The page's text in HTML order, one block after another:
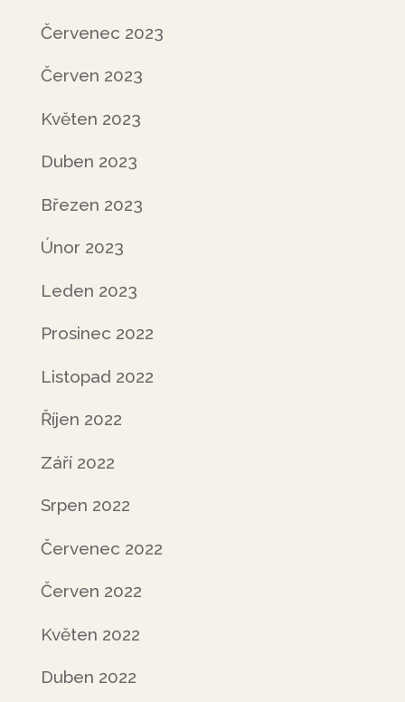
Červenec 2023
Červen 2023
Květen 2023
Duben 2023
Březen 2023
Únor 2023
Leden 2023
Prosinec 2022
Listopad 2022
Říjen 2022
Září 2022
Srpen 2022
Červenec 2022
Červen 2022
Květen 2022
Duben 2022